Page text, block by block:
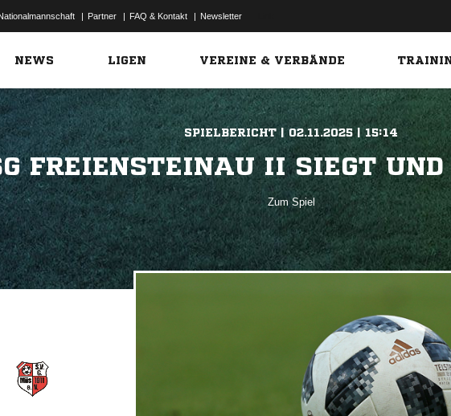
| Partner | FAQ & Kontakt | Newsletter
NEWS LIGEN VEREINE & VERBÄNDE
SPIELBERICHT | 02.11.2025 | 15:14
FREIENSTEINAU II SIEGT
Zum Spiel